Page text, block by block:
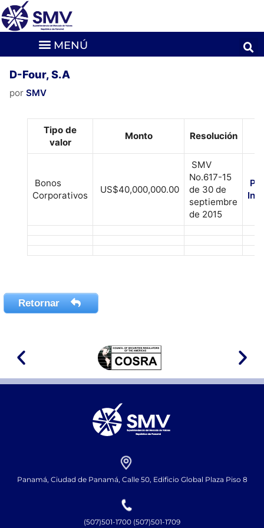
D-Four, S.A
por SMV
Tipo de
valor
Monto Resolución
Bonos
Corporativos
US$40,000,000.00
SMV
No.617-15
de 30 de
septiembre
de 2015
Retornar
Panamá, Ciudad de Panamá, Calle 50, Edificio Global Plaza Piso 8
(507)501-1700 (507)501-1709